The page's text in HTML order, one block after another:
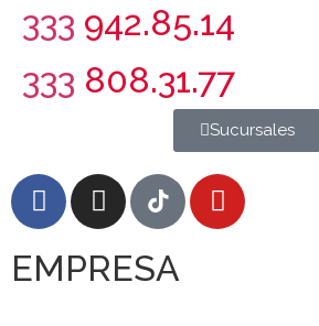
333 942.85.14
333 808.31.77
Sucursales
EMPRESA